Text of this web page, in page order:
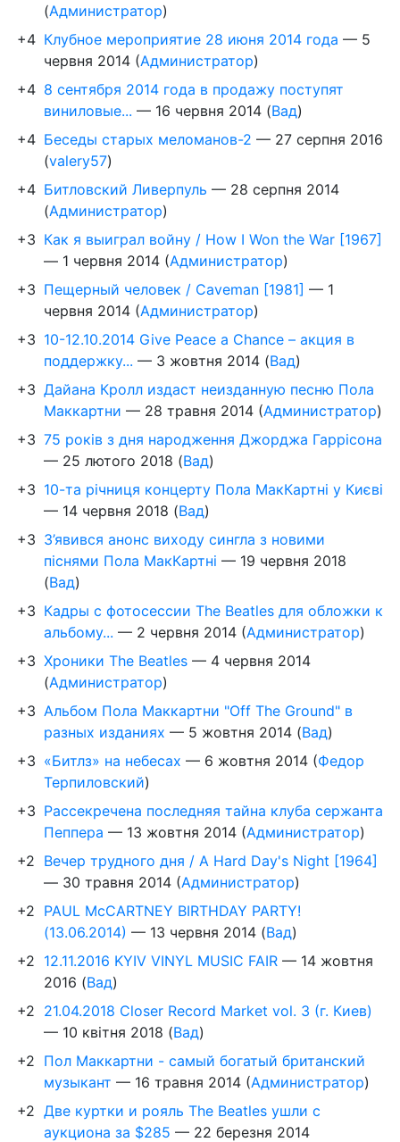
(Администратор)
+4 Клубное мероприятие 28 июня 2014 года — 5
червня 2014 (Администратор)
+4 8 сентября 2014 года в продажу поступят
виниловые... — 16 червня 2014 (Вад)
+4 Беседы старых меломанов-2 — 27 серпня 2016
(valery57)
+4 Битловский Ливерпуль — 28 серпня 2014
(Администратор)
+3 Как я выиграл войну / How I Won the War [1967]
— 1 червня 2014 (Администратор)
+3 Пещерный человек / Caveman [1981] — 1
червня 2014 (Администратор)
+3 10-12.10.2014 Give Peace a Chance – акция в
поддержку... — 3 жовтня 2014 (Вад)
+3 Дайана Кролл издаст неизданную песню Пола
Маккартни — 28 травня 2014 (Администратор)
+3 75 років з дня народження Джорджа Гаррісона
— 25 лютого 2018 (Вад)
+3 10-та річниця концерту Пола МакКартні у Києві
— 14 червня 2018 (Вад)
+3 З’явився анонс виходу сингла з новими
піснями Пола МакКартні — 19 червня 2018
(Вад)
+3 Кадры с фотосессии The Beatles для обложки к
альбому... — 2 червня 2014 (Администратор)
+3 Хроники The Beatles — 4 червня 2014
(Администратор)
+3 Альбом Пола Маккартни "Off The Ground" в
разных изданиях — 5 жовтня 2014 (Вад)
+3 «Битлз» на небесах — 6 жовтня 2014 (Федор
Терпиловский)
+3 Рассекречена последняя тайна клуба сержанта
Пеппера — 13 жовтня 2014 (Администратор)
+2 Вечер трудного дня / A Hard Day's Night [1964]
— 30 травня 2014 (Администратор)
+2 PAUL McCARTNEY BIRTHDAY PARTY!
(13.06.2014) — 13 червня 2014 (Вад)
+2 12.11.2016 KYIV VINYL MUSIC FAIR — 14 жовтня
2016 (Вад)
+2 21.04.2018 Closer Record Market vol. 3 (г. Киев)
— 10 квітня 2018 (Вад)
+2 Пол Маккартни - самый богатый британский
музыкант — 16 травня 2014 (Администратор)
+2 Две куртки и рояль The Beatles ушли с
аукциона за $285 — 22 березня 2014